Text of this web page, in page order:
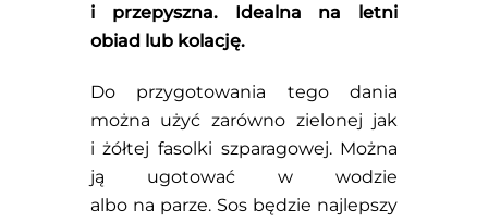
i przepyszna. Idealna na letni
obiad lub kolację.
Do przygotowania tego dania
można użyć zarówno zielonej jak
i żółtej fasolki szparagowej. Można
ją ugotować w wodzie
albo na parze. Sos będzie najlepszy